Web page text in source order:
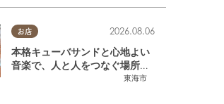
お店
東海市
2026.08.06
本格キューバサンドと心地よい
音楽で、人と人をつなぐ場所。
東海市「JAMMIN'STANDHOU